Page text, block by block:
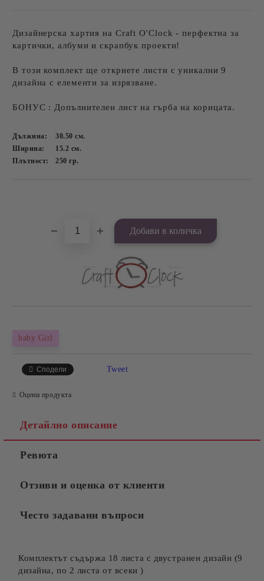
Дизайнерска хартия на Craft O'Clock - перфектна за
картички, албуми и скрапбук проекти!
В този комплект ще откриете листи с уникални 9
дизайна с елементи за изрязване.
БОНУС : Допълнителен лист на гърба на корицата.
Дължина: 30.50см.
Ширина:
15.2 см.
Плътност:
250гр.
baby Girl
Сподели Tweet
Оцени продукта
Детайлно описание
Ревюта
Отзиви и оценка от клиенти
Често задавани въпроси
Комплектът съдържа 18 листа с двустранен дизайн (9
дизайна, по 2 листа от всеки )